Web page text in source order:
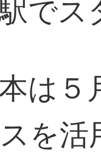
でス
は５
を